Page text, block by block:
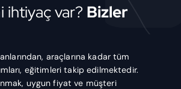
ihtiyaç var? Bizler
araçlarına kadar tüm
eğitimleri takip edilmektedir.
uygun fiyat ve müşteri